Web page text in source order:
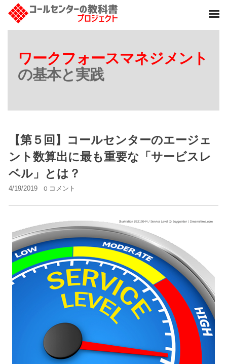
ワークフォースマネジメント
の基本と実践
【第５回】コールセンターのエージェ
ント数算出に最も重要な「サービスレ
ベル」とは？
4/19/2019 0 コメント